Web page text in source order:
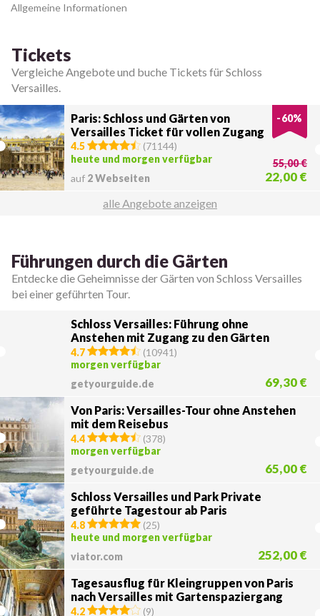
Allgemeine Informationen
Tickets
Vergleiche Angebote und buche Tickets für Schloss
Versailles.
Paris: Schloss und Gärten von
Versailles Ticket für vollen Zugang
-60%
4.5 (71144)
heute und morgen verfügbar
auf 2 Webseiten
55,00 €
22,00 €
alle Angebote anzeigen
Führungen durch die Gärten
Entdecke die Geheimnisse der Gärten von Schloss Versailles
bei einer geführten Tour.
Schloss Versailles: Führung ohne
Anstehen mit Zugang zu den Gärten
4.7 (10941)
morgen verfügbar
getyourguide.de
69,30 €
Von Paris: Versailles-Tour ohne Anstehen
mit dem Reisebus
4.4 (378)
morgen verfügbar
getyourguide.de
65,00 €
Schloss Versailles und Park Private
geführte Tagestour ab Paris
4.8 (25)
heute und morgen verfügbar
viator.com
252,00 €
Tagesausflug für Kleingruppen von Paris
nach Versailles mit Gartenspaziergang
4.2 (9)